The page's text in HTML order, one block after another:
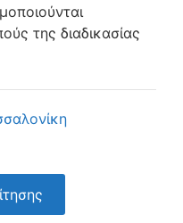
της διαδικασίας